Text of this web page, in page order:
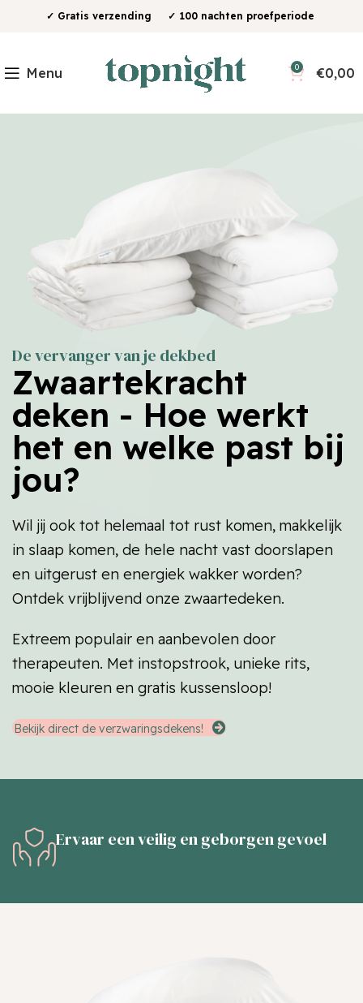
✓ Gratis verzending ✓ 100 nachten proefperiode
Menu 0 €0,00
De vervanger van je dekbed
Zwaartekracht
deken - Hoe werkt
het en welke past bij
jou?
Wil jij ook tot helemaal tot rust komen, makkelijk
in slaap komen, de hele nacht vast doorslapen
en uitgerust en energiek wakker worden?
Ontdek vrijblijvend onze zwaartedeken.
Extreem populair en aanbevolen door
therapeuten. Met instopstrook, unieke rits,
mooie kleuren en gratis kussensloop!
Bekijk direct de verzwaringsdekens!
Ervaar een veilig en geborgen gevoel